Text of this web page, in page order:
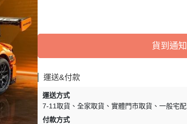
貨到通知
運送&付款
運送方式
7-11取貨
全家取貨 實體門市取貨 一般宅配
付款方式